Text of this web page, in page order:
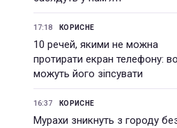
17:18 КОРИСНЕ
10 речей, якими не можна
протирати екран телефону:
можуть його зіпсувати
16:37 КОРИСНЕ
Мурахи зникнуть з городу